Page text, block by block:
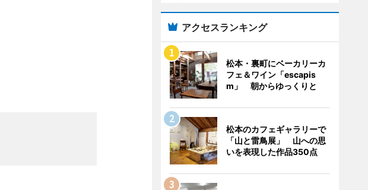
アクセスランキング
松本・裏町にベーカリーカ
フェ＆ワイン「escapis
m」 朝からゆっくりと
松本のカフェギャラリーで
「山と雷鳥展」 山への思
いを表現した作品350点